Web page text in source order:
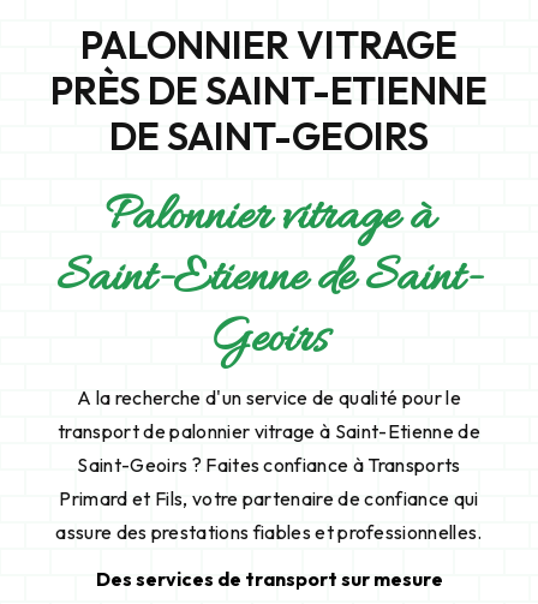
PALONNIER VITRAGE
PRÈS DE SAINT-ETIENNE
DE SAINT-GEOIRS
Palonnier vitrage à
Saint-Etienne de Saint-
Geoirs
A la recherche d'un service de qualité pour le
transport de palonnier vitrage à Saint-Etienne de
Saint-Geoirs ? Faites confiance à Transports
Primard et Fils, votre partenaire de confiance qui
assure des prestations fiables et professionnelles.
Des services de transport sur mesure